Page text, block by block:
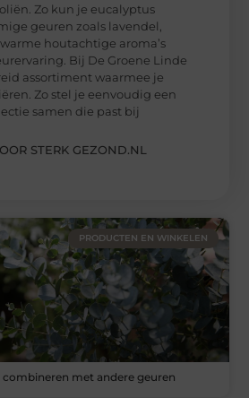
Zo kun je eucalyptus
geuren zoals lavendel,
houtachtige aroma’s
Bij De Groene Linde
assortiment waarmee je
Zo stel je eenvoudig een
samen die past bij
STERK GEZOND.NL
PRODUCTEN EN WINKELEN
combineren met andere geuren